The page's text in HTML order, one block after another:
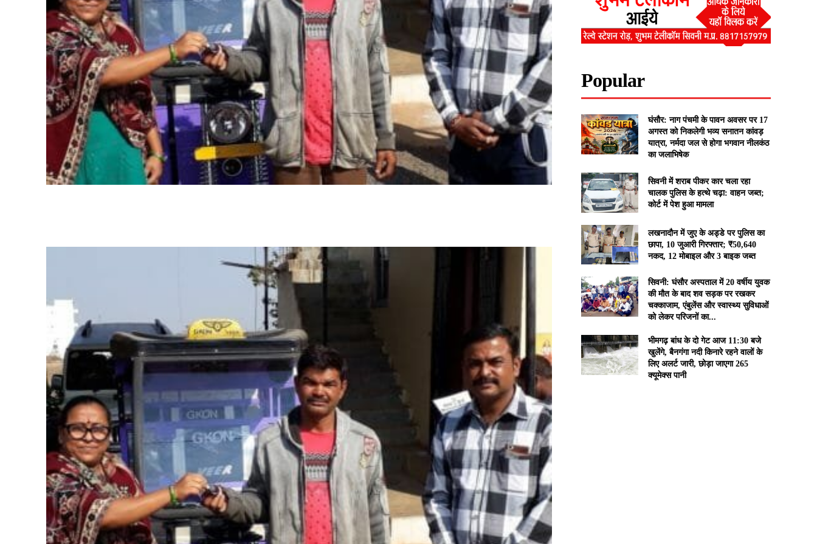
Popular
घंसौर: नाग पंचमी के पावन अवसर पर 17
अगस्त को निकलेगी भव्य सनातन कांवड़
यात्रा, नर्मदा जल से होगा भगवान नीलकंठ
का जलाभिषेक
सिवनी में शराब पीकर कार चला रहा
चालक पुलिस के हत्थे चढ़ा: वाहन जब्त;
कोर्ट में पेश हुआ मामला
लखनादौन में जुए के अड्डे पर पुलिस का
छापा, 10 जुआरी गिरफ्तार; ₹50,640
नकद, 12 मोबाइल और 3 बाइक जब्त
सिवनी: घंसौर अस्पताल में 20 वर्षीय युवक
की मौत के बाद शव सड़क पर रखकर
चक्काजाम, एंबुलेंस और स्वास्थ्य सुविधाओं
को लेकर परिजनों का...
भीमगढ़ बांध के दो गेट आज 11:30 बजे
खुलेंगे, बैनगंगा नदी किनारे रहने वालों के
लिए अलर्ट जारी, छोड़ा जाएगा 265
क्यूमेक्स पानी